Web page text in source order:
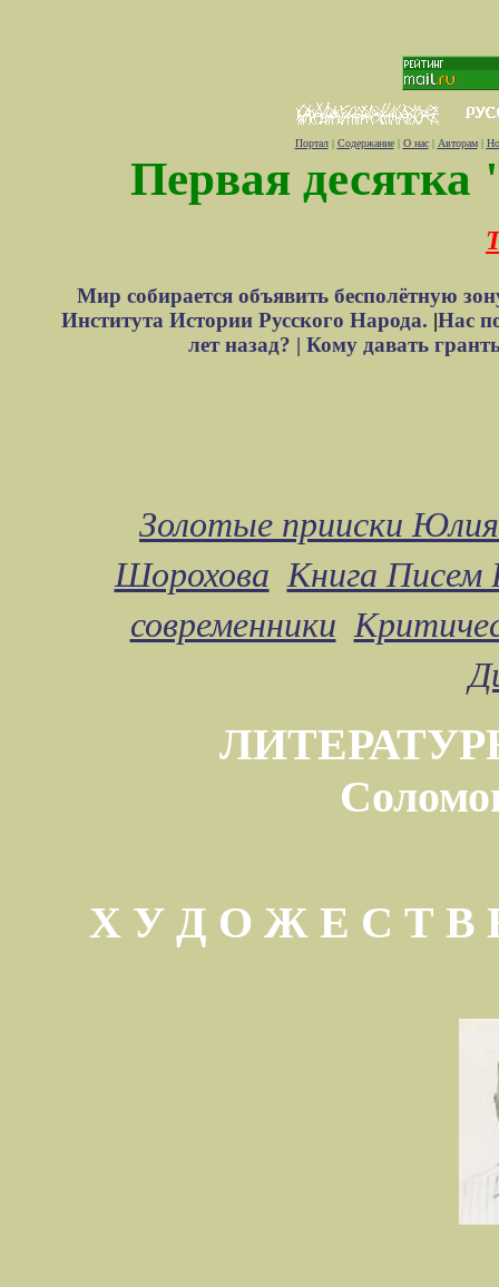
Портал| Содержание| О нас| Авторам|
Первая десятка
Мир собирается объявить бесполётную
Института Истории Русского Народа. |Нас
лет назад? | Кому давать
Золотые прииски
Шорохова Книга Писем
современники
Х У Д О Ж Е С Т